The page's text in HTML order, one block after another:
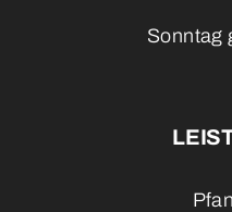
Sonntag